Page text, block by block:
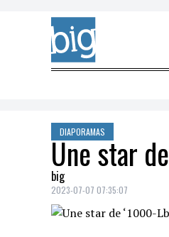
Skip to content
DIAPORAMAS
Une star
big
2023-07-07 07:35:07